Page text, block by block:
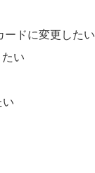
ドに変更したい
い